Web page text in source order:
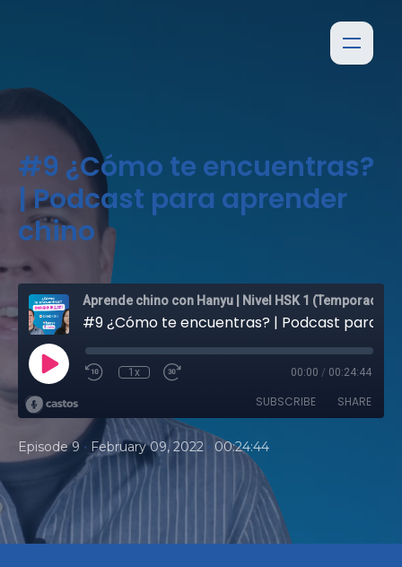
#9 ¿Cómo te encuentras?
| Podcast para aprender
chino
1x 00:00 / 00:24:44
SUBSCRIBE SHARE
Episode 9 • February 09, 2022 • 00:24:44